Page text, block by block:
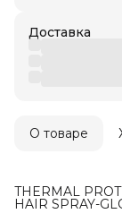
Доставка
О товаре
THERMAL
HAIR SPRAY-